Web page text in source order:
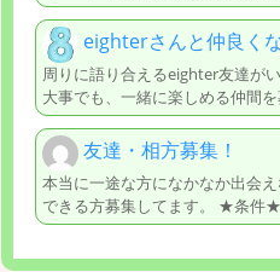
eighterさんと仲良く
周りに語り合えるeighter友達が
大事でも、一緒に楽しめる仲間
友達・相方募集！
本当に一途な方になかなか出会
できる方募集してます。 ★条